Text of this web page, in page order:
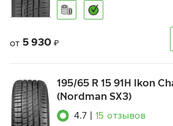
от 5 930 ₽
195/65 R 15 91H Ikon
(Nordman SX3)
4.7 15 отзывов